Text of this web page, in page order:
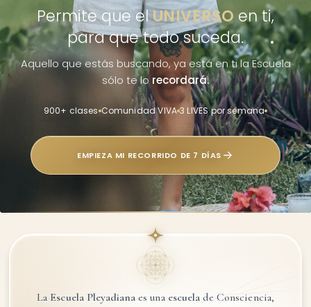
Permite que elUNIVERSOen ti,
para que todo suceda.
Aquello que estás buscando, ya está en tila Escuela
sólo te lo recordará.
900+ clases Comunidad VIVA 3 LIVES por semana
EMPIEZA MI RECORRIDO DE 7 DÍAS
La Escuela Pleyadiana es una escuelade Consciencia,